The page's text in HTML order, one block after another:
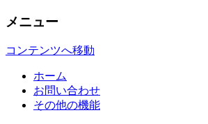
Mediacrit
メニュー
コンテンツへ移動
ホーム
お問い合わせ
その他の機能